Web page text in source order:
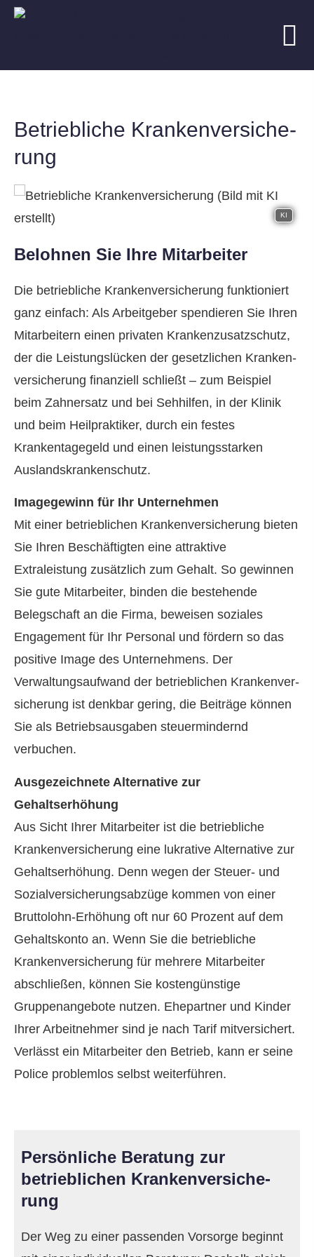
Betriebliche Kranken­ver­si­che­
rung
KI
Belohnen Sie Ihre Mitarbeiter
Die betriebliche Kranken­ver­si­che­rung funktioniert
ganz einfach: Als Arbeitgeber spendieren Sie Ihren
Mitarbeitern einen privaten Krankenzusatzschutz,
der die Leistungslücken der gesetzlichen Kranken­
ver­si­che­rung finanziell schließt – zum Beispiel
beim Zahnersatz und bei Sehhilfen, in der Klinik
und beim Heilpraktiker, durch ein festes
Krankentagegeld und einen leistungsstarken
Auslandskrankenschutz.
Imagegewinn für Ihr Unternehmen
Mit einer betrieblichen Kranken­ver­si­che­rung bieten
Sie Ihren Beschäftigten eine attraktive
Extraleistung zusätzlich zum Gehalt. So gewinnen
Sie gute Mitarbeiter, binden die bestehende
Belegschaft an die Firma, beweisen soziales
Engagement für Ihr Personal und fördern so das
positive Image des Unternehmens. Der
Verwaltungsaufwand der betrieblichen Kranken­ver­
si­che­rung ist denkbar gering, die Beiträge können
Sie als Betriebsausgaben steuermindernd
verbuchen.
Ausgezeichnete Alternative zur
Gehaltserhöhung
Aus Sicht Ihrer Mitarbeiter ist die betriebliche
Kranken­ver­si­che­rung eine lukrative Alternative zur
Gehaltserhöhung. Denn wegen der Steuer- und
Sozialversicherungsabzüge kommen von einer
Bruttolohn-Erhöhung oft nur 60 Prozent auf dem
Gehaltskonto an. Wenn Sie die betriebliche
Kranken­ver­si­che­rung für mehrere Mitarbeiter
abschließen, können Sie kostengünstige
Gruppenangebote nutzen. Ehepartner und Kinder
Ihrer Arbeitnehmer sind je nach Tarif mitversichert.
Verlässt ein Mitarbeiter den Betrieb, kann er seine
Police problemlos selbst weiterführen.
Persönliche Beratung zur
betrieblichen Kranken­ver­si­che­
rung
Der Weg zu einer passenden Vorsorge beginnt